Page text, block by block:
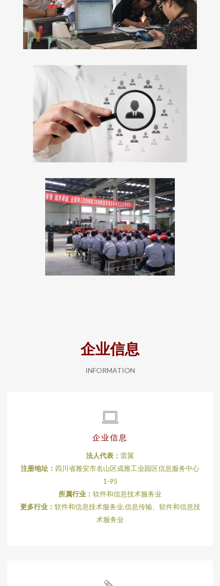
企业信息
INFORMATION
企业信息
法人代表： 雷翼
注册地址： 四川省雅安市名山区成雅工业园区信息服务中心
1-95
所属行业： 软件和信息技术服务业
更多行业： 软件和信息技术服务业,信息传输、软件和信息技
术服务业